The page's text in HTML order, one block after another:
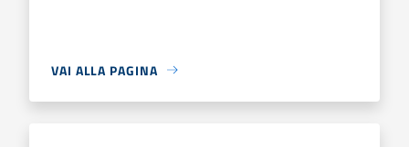
VAI ALLA PAGINA